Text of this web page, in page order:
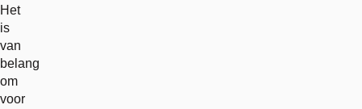
Het
is
van
belang
om
voor